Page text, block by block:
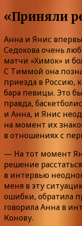
«Приняли
Анна и Янис
Седокова очень
матчи «Химок» и
С Тиммой она
приезда в Россию,
бара певицы. Это
правда,
и Анна, и Янис
на момент их
в отношениях с
— На тот момент
решение
в интервью
меня в эту
ошибки, обратила
говорила Анна в
Конову.